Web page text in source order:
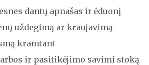
dantų apnašas ir ėduonį
uždegimą ar kraujavimą
kramtant
ir pasitikėjimo savimi stoką